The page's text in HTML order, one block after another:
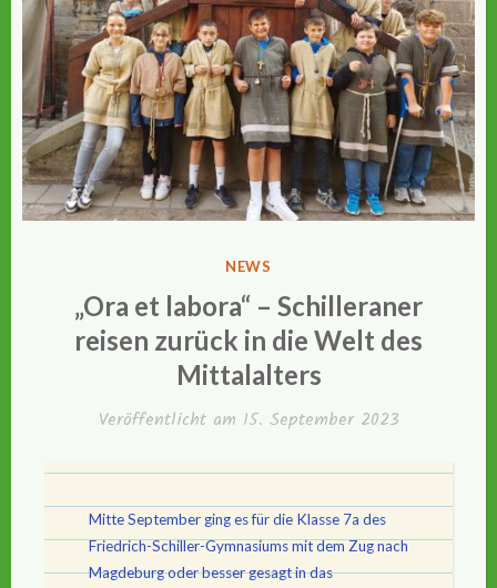
VERÖFFENTLICHT
NEWS
„Ora et labora“ – Schilleraner
reisen zurück in die Welt des
Mittalalters
Veröffentlicht am 15. September 2023
Mitte September ging es für die Klasse 7a des
Friedrich-Schiller-Gymnasiums mit dem Zug nach
Magdeburg oder besser gesagt in das